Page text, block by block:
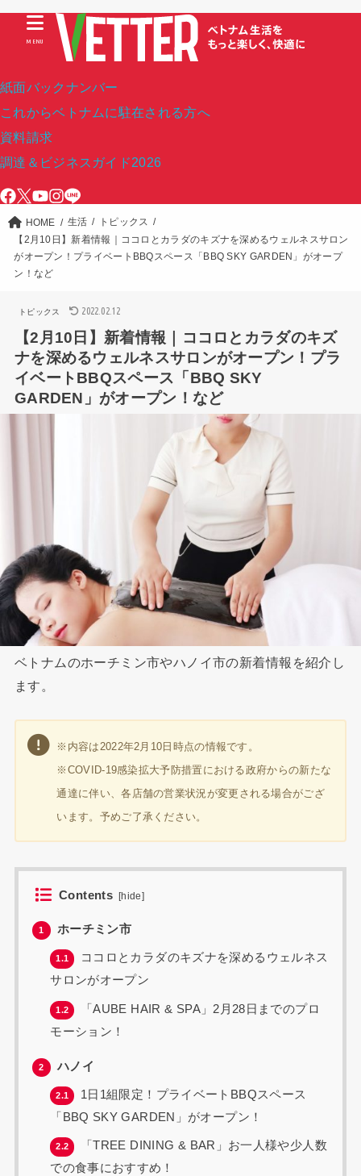
紙面バックナンバー
これからベトナムに駐在される方へ
資料請求
調達＆ビジネスガイド2026
MENU
HOME 生活
トピックス
【2月10日】新着情報｜ココロとカラダのキズナを深めるウェルネスサロン
がオープン！プライベートBBQスペース「BBQ SKY GARDEN」がオープ
ン！など
トピックス 2022.02.12
【2月10日】新着情報｜ココロとカラダのキズ
ナを深めるウェルネスサロンがオープン！プラ
イベートBBQスペース「BBQ SKY
GARDEN」がオープン！など
ベトナムのホーチミン市やハノイ市の新着情報を紹介し
ます。
※内容は2022年2月10日時点の情報です。
※COVID-19感染拡大予防措置における政府からの新たな
通達に伴い、各店舗の営業状況が変更される場合がござ
います。予めご了承ください。
Contents [hide]
1 ホーチミン市
1.1
ココロとカラダのキズナを深めるウェルネス
サロンがオープン
1.2
「AUBE HAIR & SPA」2月28日までのプロ
モーション！
2 ハノイ
2.1
1日1組限定！プライベートBBQスペース
「BBQ SKY GARDEN」がオープン！
2.2
「TREE DINING & BAR」お一人様や少人数
での食事におすすめ！